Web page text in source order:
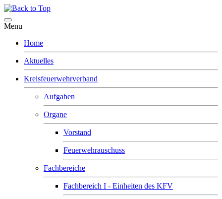
Menu
Home
Aktuelles
Kreisfeuerwehrverband
Aufgaben
Organe
Vorstand
Feuerwehrauschuss
Fachbereiche
Fachbereich I - Einheiten des KFV